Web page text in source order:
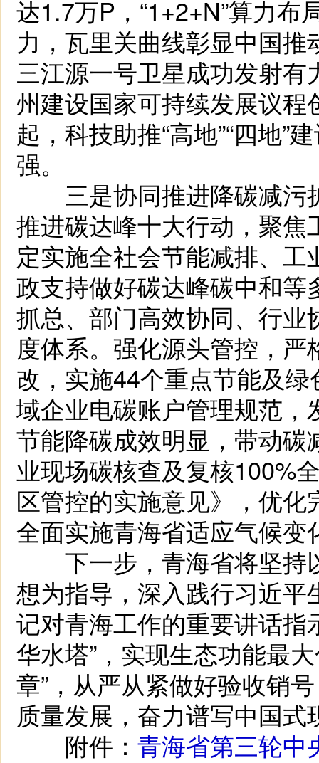
达1.7万P，“1+2+N”算力
力，瓦里关曲线彰显中国
三江源一号卫星成功发射
州建设国家可持续发展议
起，科技助推“高地”“四地”
强。
三是协同推进降碳减污
推进碳达峰十大行动，聚
定实施全社会节能减排、
政支持做好碳达峰碳中和等
抓总、部门高效协同、行业
度体系。强化源头管控，
改，实施44个重点节能及
域企业电碳账户管理规范
节能降碳成效明显，带动
业现场碳核查及复核100%
区管控的实施意见》，优
全面实施青海省适应气候
下一步，青海省将坚持
想为指导，深入践行习近
记对青海工作的重要讲话指
华水塔”，实现生态功能最
章”，从严从紧做好验收销
质量发展，奋力谱写中国
附件： 青海省第三轮中